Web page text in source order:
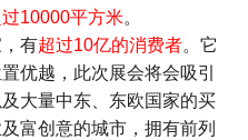
10000平方米。
有超过10亿的消费者。它
优越，此次展会将会吸引
大量中东、东欧国家的买
富创意的城市，拥有前列